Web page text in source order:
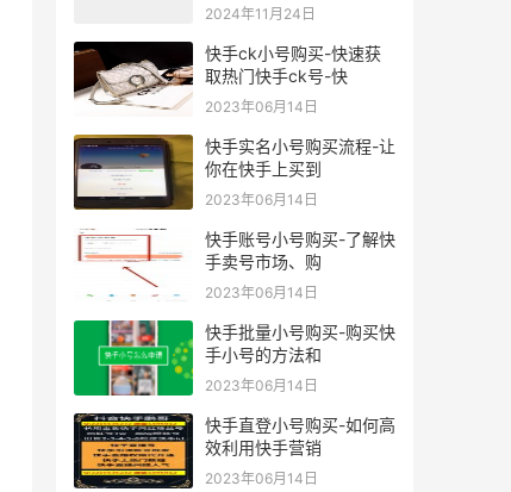
2024年11月24日
快手ck小号购买-快速获
取热门快手ck号-快
2023年06月14日
快手实名小号购买流程-让
你在快手上买到
2023年06月14日
快手账号小号购买-了解快
手卖号市场、购
2023年06月14日
快手批量小号购买-购买快
手小号的方法和
2023年06月14日
快手直登小号购买-如何高
效利用快手营销
2023年06月14日